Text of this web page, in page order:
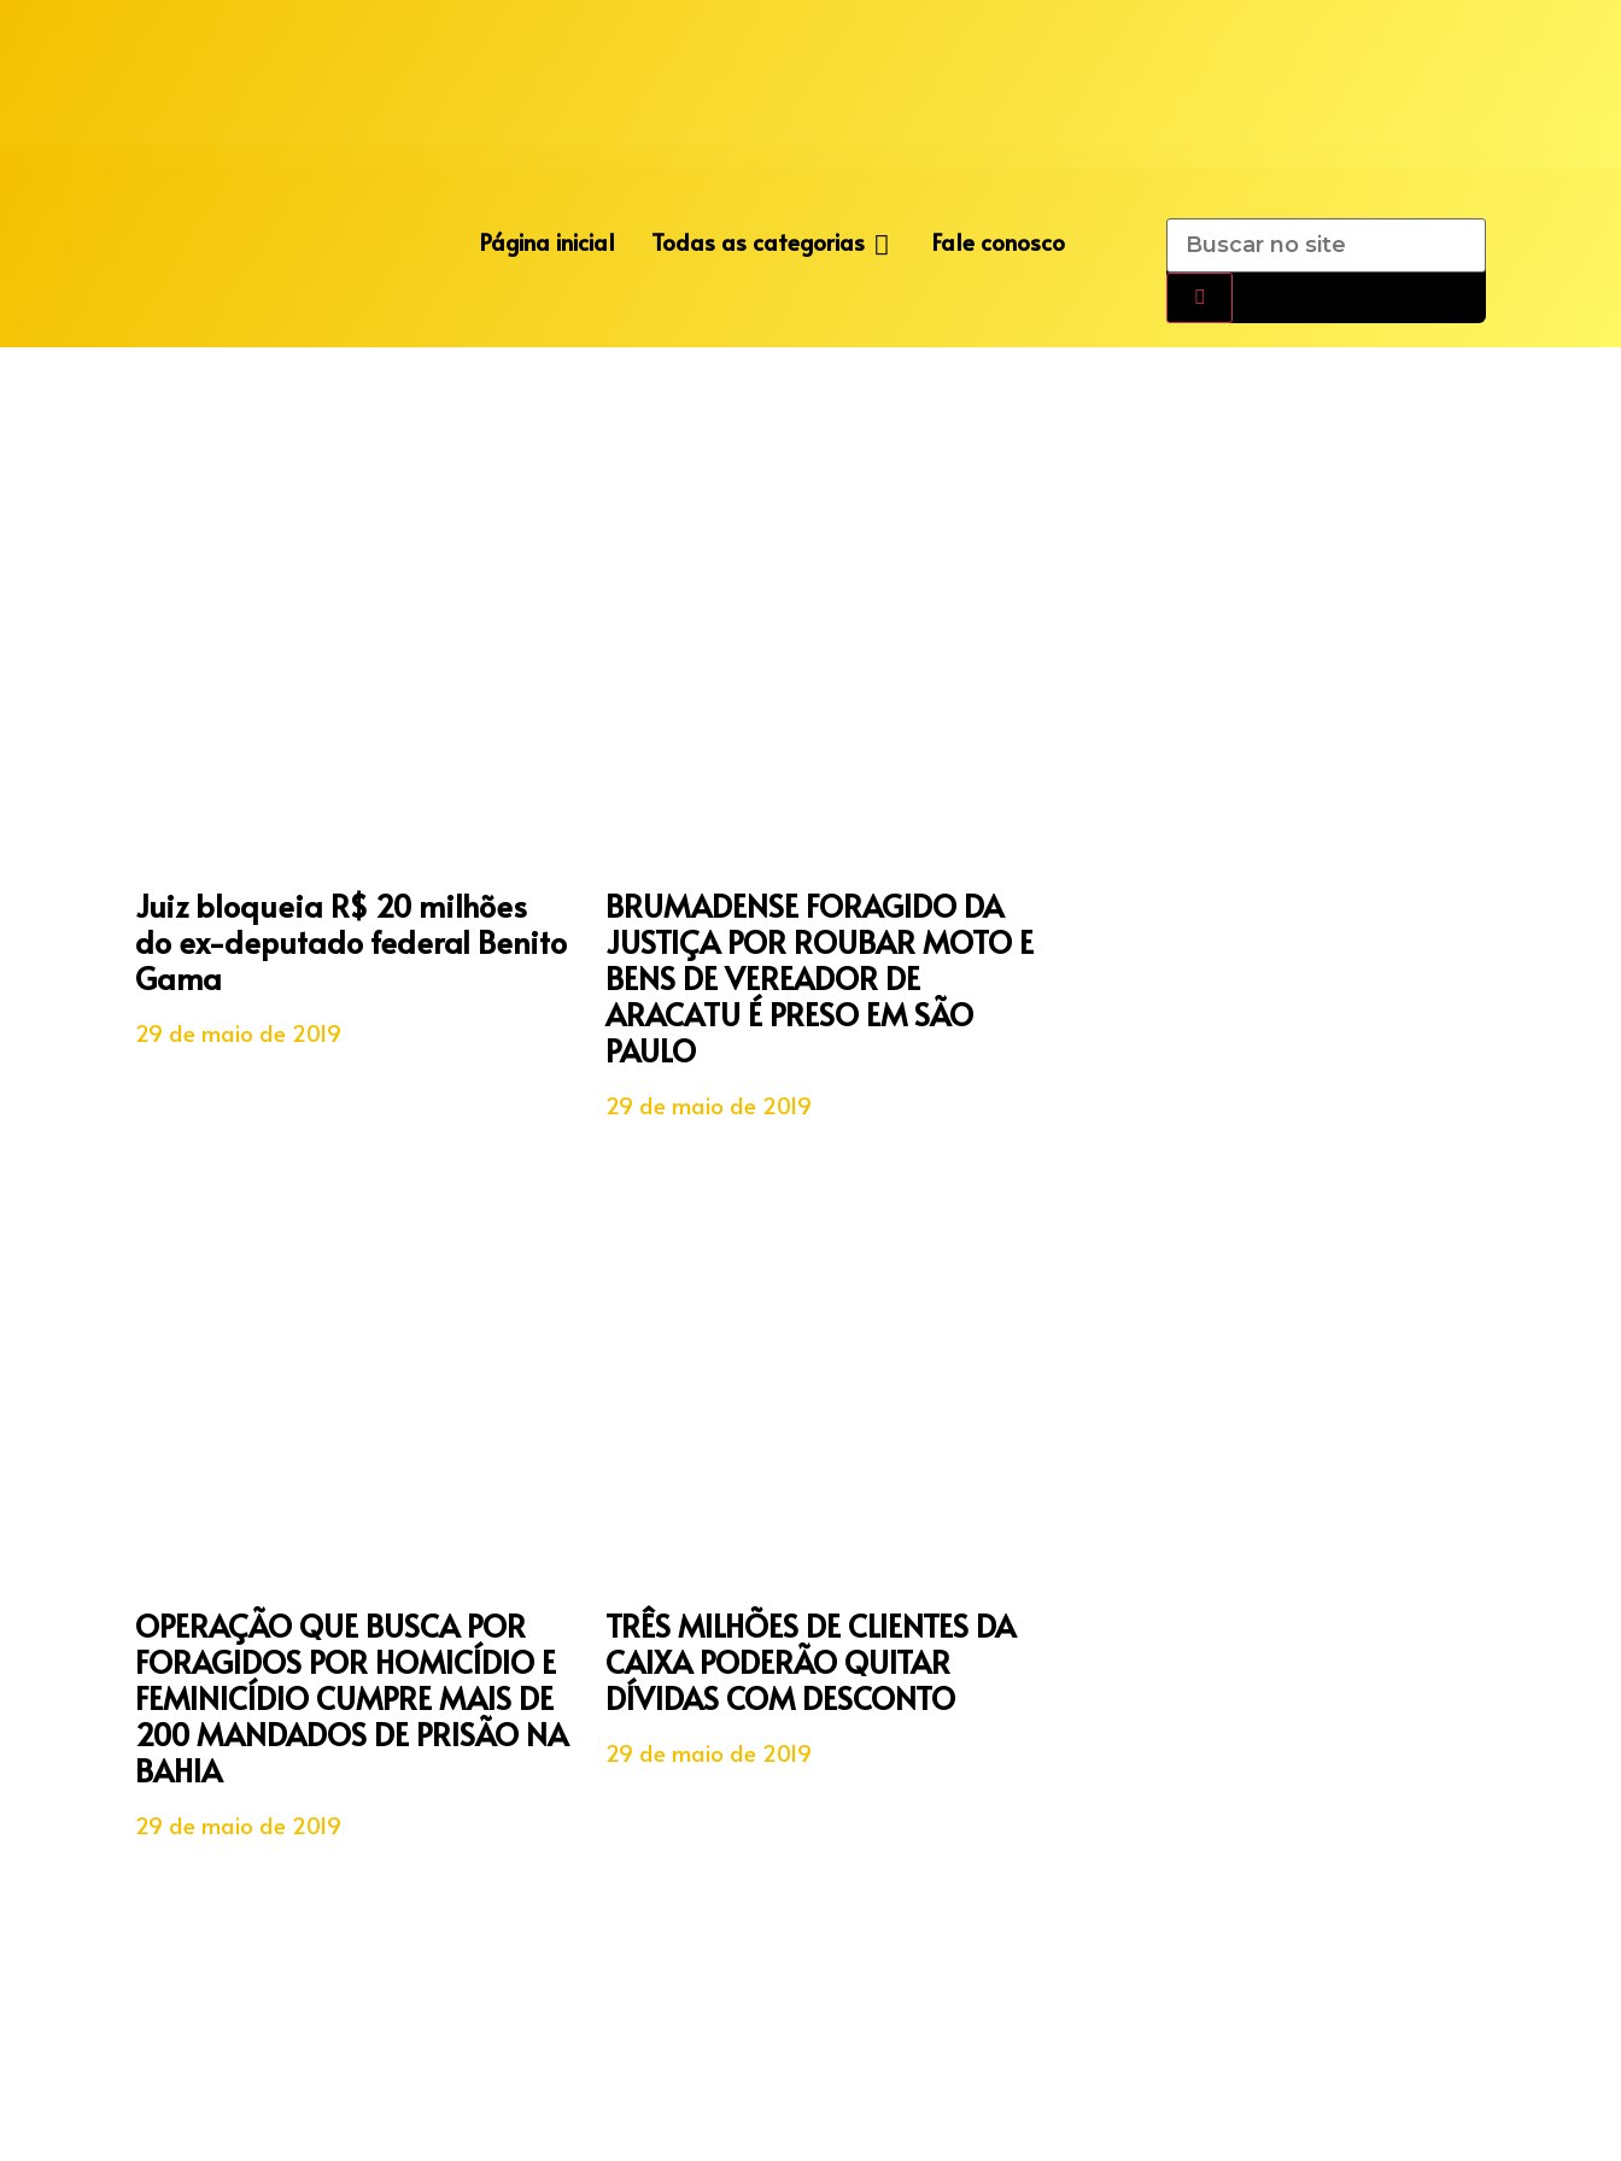
Página inicial Todas as categorias Fale conosco
Juiz bloqueia R$ 20 milhões
do ex-deputado federal Benito
Gama
29 de maio de 2019
BRUMADENSE FORAGIDO DA
JUSTIÇA POR ROUBAR MOTO E
BENS DE VEREADOR DE
ARACATU É PRESO EM SÃO
PAULO
29 de maio de 2019
OPERAÇÃO QUE BUSCA POR
FORAGIDOS POR HOMICÍDIO E
FEMINICÍDIO CUMPRE MAIS DE
200 MANDADOS DE PRISÃO NA
BAHIA
29 de maio de 2019
TRÊS MILHÕES DE CLIENTES DA
CAIXA PODERÃO QUITAR
DÍVIDAS COM DESCONTO
29 de maio de 2019